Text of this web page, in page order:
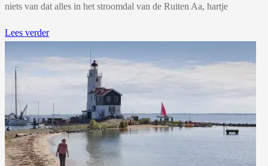
niets van dat alles in het stroomdal van de Ruiten Aa, hartje
Lees verder